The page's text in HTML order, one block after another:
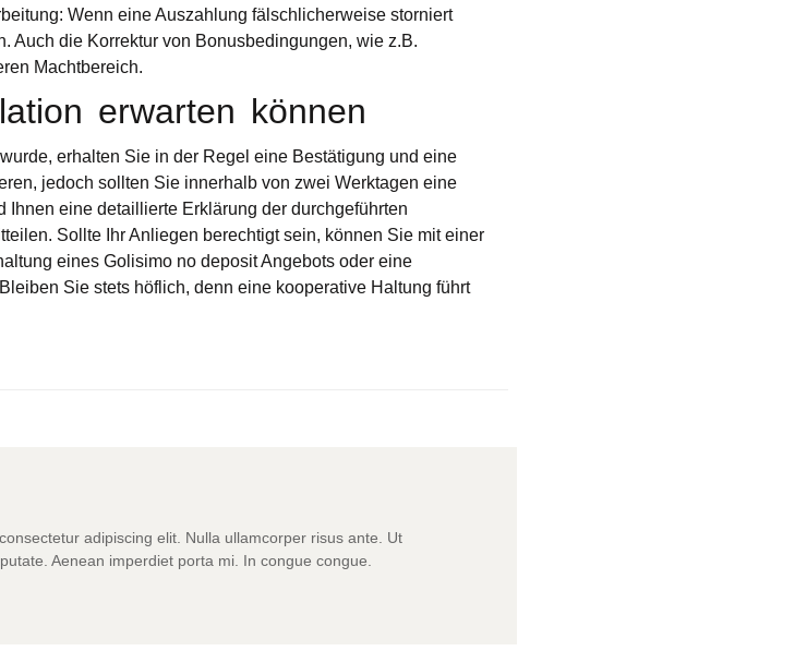
Wenn eine Auszahlung fälschlicherweise storniert
Auch die Korrektur von Bonusbedingungen, wie z.B.
Machtbereich.
erwarten können
erhalten Sie in der Regel eine Bestätigung und eine
jedoch sollten Sie innerhalb von zwei Werktagen eine
eine detaillierte Erklärung der durchgeführten
Sollte Ihr Anliegen berechtigt sein, können Sie mit einer
eines Golisimo no deposit Angebots oder eine
Sie stets höflich, denn eine kooperative Haltung führt
adipiscing elit. Nulla ullamcorper risus ante. Ut
Aenean imperdiet porta mi. In congue congue.